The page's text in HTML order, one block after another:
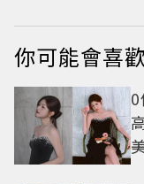
你可能會喜歡